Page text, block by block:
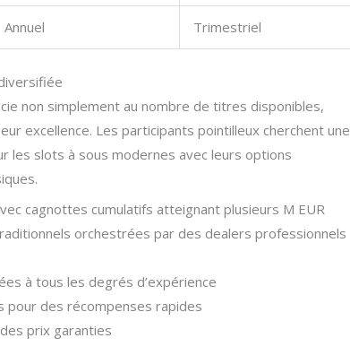
Annuel Trimestriel
non simplement au nombre de titres disponibles,
excellence. Les participants pointilleux cherchent une
les slots à sous modernes avec leurs options
cagnottes cumulatifs atteignant plusieurs M EUR
orchestrées par des dealers professionnels
à tous les degrés d’expérience
pour des récompenses rapides
prix garanties